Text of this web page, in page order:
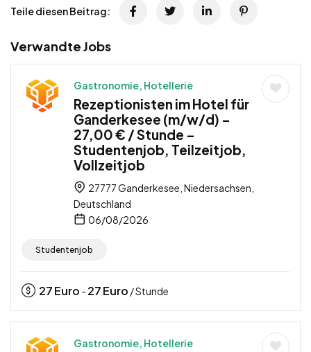
Teile diesen Beitrag:
Verwandte Jobs
Gastronomie, Hotellerie
Rezeptionisten im Hotel für
Ganderkesee (m/w/d) –
27,00 € / Stunde –
Studentenjob, Teilzeitjob,
Vollzeitjob
27777 Ganderkesee, Niedersachsen,
Deutschland
06/08/2026
Studentenjob
27Euro - 27Euro / Stunde
Gastronomie, Hotellerie